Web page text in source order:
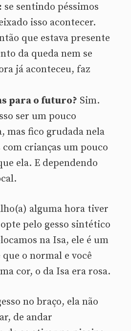
se sentindo péssimos
isso acontecer.
que estava presente
da queda nem se
já aconteceu, faz
para o futuro? Sim.
ser um pouco
mas fico grudada nela
com crianças um pouco
ela. E dependendo
alguma hora tiver
pelo gesso sintético
na Isa, ele é um
o normal e você
cor, o da Isa era rosa.
no braço, ela não
de andar